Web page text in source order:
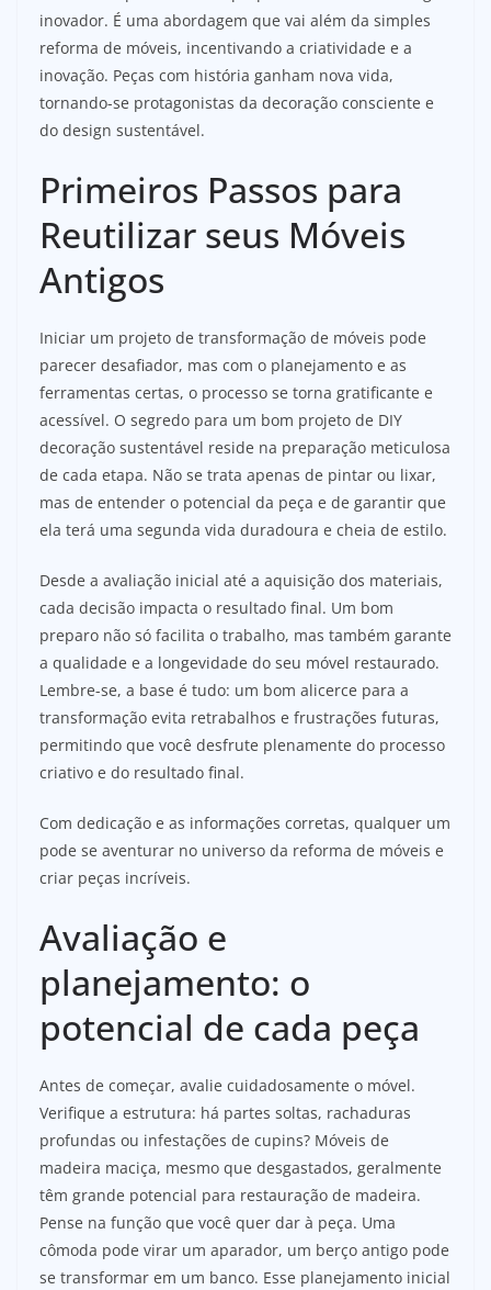
inovador. É uma abordagem que vai além da simples
reforma de móveis, incentivando a criatividade e a
inovação. Peças com história ganham nova vida,
tornando-se protagonistas da decoração consciente e
do design sustentável.
Primeiros Passos para
Reutilizar seus Móveis
Antigos
Iniciar um projeto de transformação de móveis pode
parecer desafiador, mas com o planejamento e as
ferramentas certas, o processo se torna gratificante e
acessível. O segredo para um bom projeto de DIY
decoração sustentável reside na preparação meticulosa
de cada etapa. Não se trata apenas de pintar ou lixar,
mas de entender o potencial da peça e de garantir que
ela terá uma segunda vida duradoura e cheia de estilo.
Desde a avaliação inicial até a aquisição dos materiais,
cada decisão impacta o resultado final. Um bom
preparo não só facilita o trabalho, mas também garante
a qualidade e a longevidade do seu móvel restaurado.
Lembre-se, a base é tudo: um bom alicerce para a
transformação evita retrabalhos e frustrações futuras,
permitindo que você desfrute plenamente do processo
criativo e do resultado final.
Com dedicação e as informações corretas, qualquer um
pode se aventurar no universo da reforma de móveis e
criar peças incríveis.
Avaliação e
planejamento: o
potencial de cada peça
Antes de começar, avalie cuidadosamente o móvel.
Verifique a estrutura: há partes soltas, rachaduras
profundas ou infestações de cupins? Móveis de
madeira maciça, mesmo que desgastados, geralmente
têm grande potencial para restauração de madeira.
Pense na função que você quer dar à peça. Uma
cômoda pode virar um aparador, um berço antigo pode
se transformar em um banco. Esse planejamento inicial